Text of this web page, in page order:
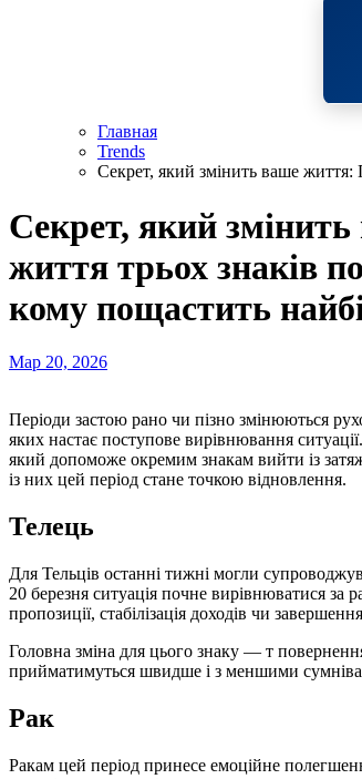
Главная
Trends
Секрет, який змінить ваше життя:
Секрет, який
життя трьох знаків
кому пощастить
Мар 20, 2026
Періоди застою рано чи пізно змінюються рухом уперед. Астрологічні цикли часто створюють фази напруги, після
яких настає поступове вирівнювання
який допоможе окремим знакам вийти із
із них цей період стане точкою відновлення.
Телець
Для Тельців останні тижні могли
20 березня ситуація почне вирівнюватися
пропозиції, стабілізація доходів чи
Головна зміна для цього знаку — т
прийматимуться швидше і з меншими
Рак
Ракам цей період принесе емоційне